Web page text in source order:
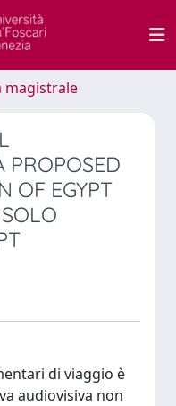
magistrale
PROPOSED
OF EGYPT
di viaggio è
audiovisiva non